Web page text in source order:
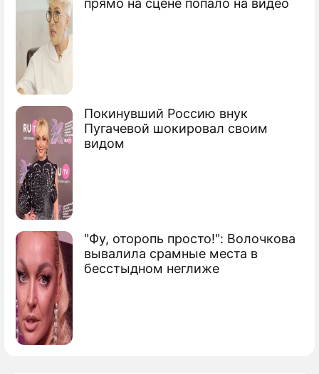
прямо на сцене попало на видео
Покинувший Россию внук
Пугачевой шокировал своим
видом
"Фу, оторопь просто!": Волочкова
вывалила срамные места в
бесстыдном неглиже